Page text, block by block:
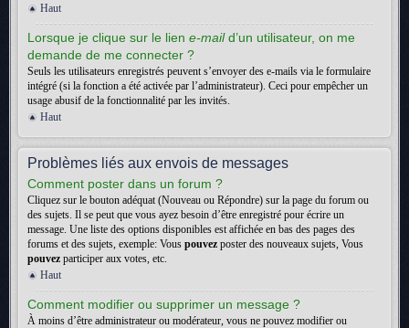
Haut
Lorsque je clique sur le lien e-maild’un utilisateur, on me
demande de me connecter ?
Seuls les utilisateurs enregistrés peuvent s’envoyer des e-mails via le formulaire
intégré (si la fonction a été activée par l’administrateur). Ceci pour empêcher un
usage abusif de la fonctionnalité par les invités.
Haut
Problèmes liés aux envois de messages
Comment poster dans un forum ?
Cliquez sur le bouton adéquat (Nouveau ou Répondre) sur la page du forum ou
des sujets. Il se peut que vous ayez besoin d’être enregistré pour écrire un
message. Une liste des options disponibles est affichée en bas des pages des
forums et des sujets, exemple: Vous pouvez poster des nouveaux sujets, Vous
pouvez participer aux votes, etc.
Haut
Comment modifier ou supprimer un message ?
À moins d’être administrateur ou modérateur, vous ne pouvez modifier ou